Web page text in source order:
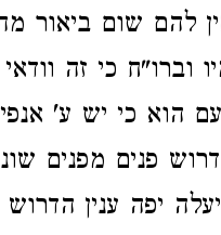
להם שום ביאור
כי זה
הוא כי יש ע'
פנים מפנים
יפה ענין